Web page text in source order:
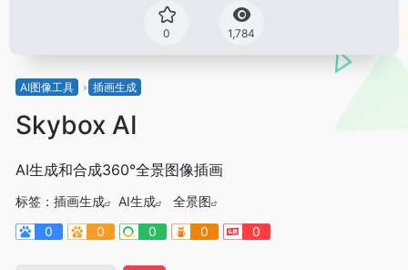
0 1,784
AI图像工具 插画生成
Skybox AI
AI生成和合成360°全景图像插画
标签： 插画生成 AI生成
全景图
0
0 0 0 0